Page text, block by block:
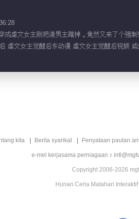
成虐文女主刚把渣男主踹掉，竟然又来了个强制
虐文女主觉醒后东动漫 虐文女主觉醒后视频
kita Berita syarikat Penyataan pautan
e-mel kerjasama perniagaan：
Copyright 2006-2026
Hunan Ceria Matahari